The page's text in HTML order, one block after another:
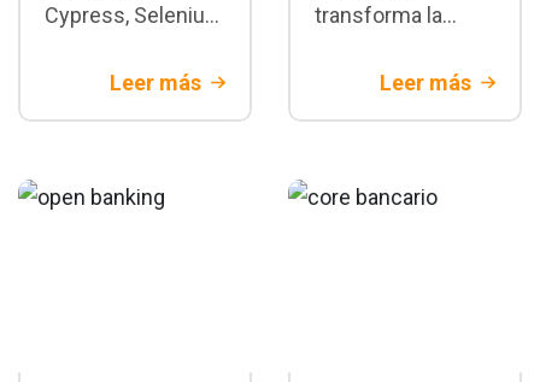
Cypress, Selenium
criterios técnicos
Descubre cuándo
mejor decisión
para tu proyecto.
Leer más
transforma la
pruebas E2E:
paralelización,
buenas prácticas y
Leer más